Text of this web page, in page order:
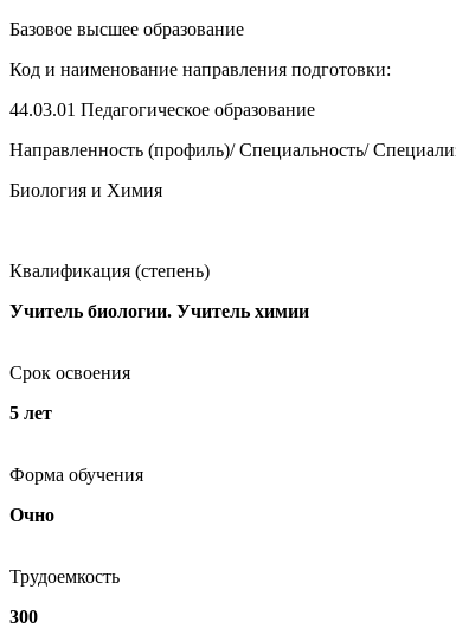
Базовое высшее образование
Код и наименование направления подготовки:
44.03.01 Педагогическое образование
Направленность (профиль)/ Специальность/
Биология и Химия
Квалификация (степень)
Учитель биологии. Учитель химии
Срок освоения
5 лет
Форма обучения
Очно
Трудоемкость
300